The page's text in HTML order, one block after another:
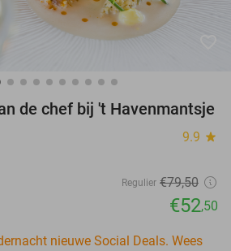
de chef bij 't Havenmantsje
9.9 star
Regulier €79,50
€52,50
nieuwe Social Deals. Wees